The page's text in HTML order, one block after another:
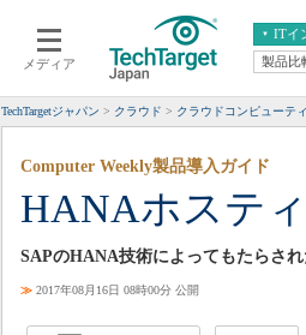
メディア
ITイ
クラウド
スマートモバイル
ネットワーク
システム運用管理
エンタープ
ERP
CX
情報系システ
製品比
TechTargetジャパン クラウド クラウドコンピューテ
HANAホステ
Computer Weekly製品導入ガイド
SAPのHANA技術によってもたらさ
≫ 2017年08月16日 08時00分 公開